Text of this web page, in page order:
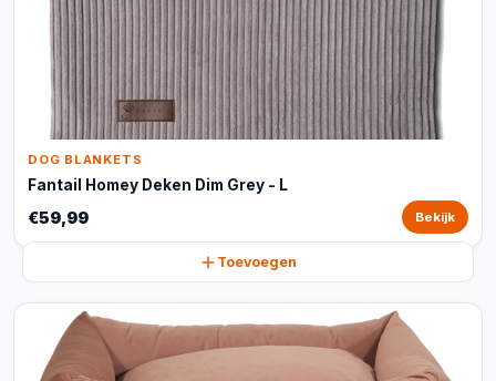
DOG BLANKETS
Fantail Homey Deken Dim Grey - L
€59,99 Bekijk
Toevoegen